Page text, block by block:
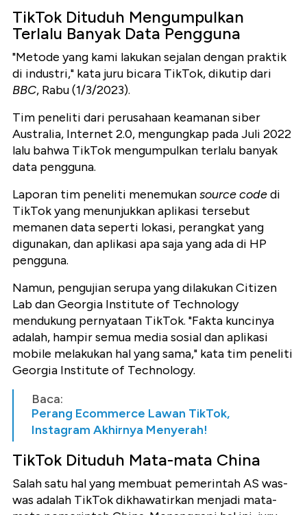
TikTok Dituduh Mengumpulkan
Terlalu Banyak Data Pengguna
"Metode yang kami lakukan sejalan dengan praktik
di industri," kata juru bicara TikTok, dikutip dari
BBC, Rabu (1/3/2023).
Tim peneliti dari perusahaan keamanan siber
Australia, Internet 2.0, mengungkap pada Juli 2022
lalu bahwa TikTok mengumpulkan terlalu banyak
data pengguna.
Laporan tim peneliti menemukansource codedi
TikTok yang menunjukkan aplikasi tersebut
memanen data seperti lokasi, perangkat yang
digunakan, dan aplikasi apa saja yang ada di HP
pengguna.
Namun, pengujian serupa yang dilakukan Citizen
Lab dan Georgia Institute of Technology
mendukung pernyataan TikTok. "Fakta kuncinya
adalah, hampir semua media sosial dan aplikasi
mobile melakukan hal yang sama," kata tim peneliti
Georgia Institute of Technology.
Baca:
Perang Ecommerce Lawan TikTok,
Instagram Akhirnya Menyerah!
TikTok Dituduh Mata-mata China
Salah satu hal yang membuat pemerintah AS was-
was adalah TikTok dikhawatirkan menjadi mata-